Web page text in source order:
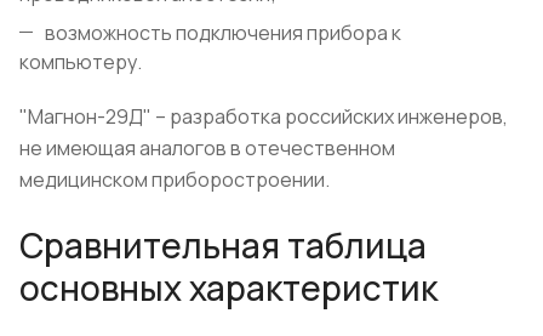
возможность подключения прибора к
компьютеру.
"Магнон-29Д" – разработка российских инженеров,
не имеющая аналогов в отечественном
медицинском приборостроении.
Сравнительная таблица
основных характеристик